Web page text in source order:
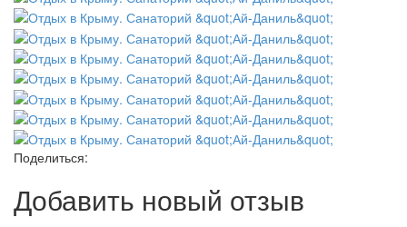
Поделиться:
Добавить новый отзыв